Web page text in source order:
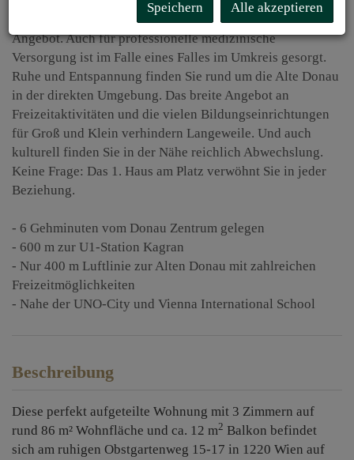
schlemmen sich durch das vielfältige gastronomische
Angebot. Auch für professionelle medizinische
Versorgung ist im Falle eines Falles im Umkreis gesorgt.
Ruhe und Entspannung finden Sie rund um die Alte Donau
in der direkten Umgebung. Das breite Angebot an
Freizeitaktivitäten und die vielen Bildungseinrichtungen
für Groß und Klein verhindern Langeweile. Und auch
kulturell finden Sie in der Nähe reichlich Abwechslung.
Keine Frage: Das 1. Haus am Platz verwöhnt Sie in jeder
Beziehung.
- 6 Gehminuten vom Donau Zentrum gelegen
- 600 m zur U1-Station Kagran
- Nur 400 m Luftlinie zur Alten Donau mit zahlreichen
Freizeitmöglichkeiten
- Nahe der UNO-City und Vienna International School
Beschreibung
Diese perfekt aufgeteilte Wohnung mit 3 Zimmern auf
rund 86 m² Wohnfläche und ca. 12 m2 Balkon befindet
sich am ruhigen Obstgartenweg 15-17 in 1220 Wien auf
Speichern Alle akzeptieren